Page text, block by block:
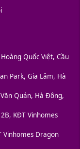
Quốc Việt, Cầu
Park, Gia Lâm, Hà
Quán, Hà Đông,
KĐT Vinhomes
Vinhomes Dragon